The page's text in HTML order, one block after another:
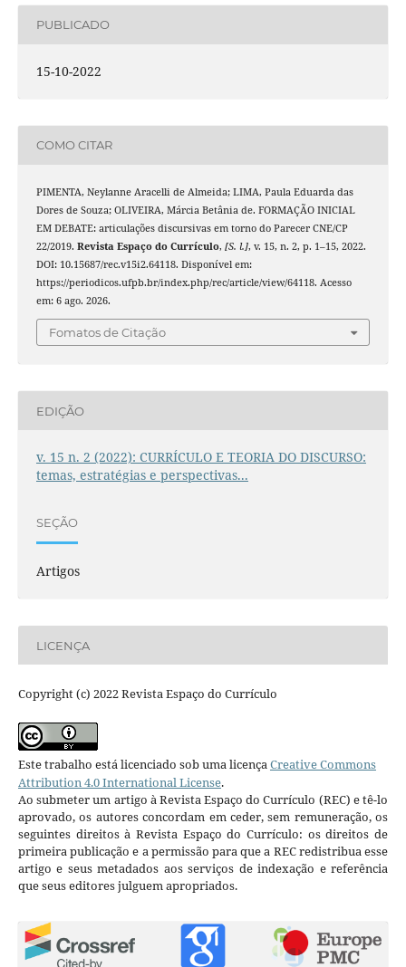
PUBLICADO
15-10-2022
COMO CITAR
PIMENTA, Neylanne Aracelli de Almeida; LIMA, Paula Eduarda das
Dores de Souza; OLIVEIRA, Márcia Betânia de. FORMAÇÃO INICIAL
EM DEBATE: articulações discursivas em torno do Parecer CNE/CP
22/2019. Revista Espaço do Currículo, [S. l.], v. 15, n. 2, p. 1–15, 2022.
DOI: 10.15687/rec.v15i2.64118. Disponível em:
https://periodicos.ufpb.br/index.php/rec/article/view/64118. Acesso
em: 6 ago. 2026.
Fomatos de Citação
EDIÇÃO
v. 15 n. 2 (2022): CURRÍCULO E TEORIA DO DISCURSO:
temas, estratégias e perspectivas...
SEÇÃO
Artigos
LICENÇA
Copyright (c) 2022 Revista Espaço do Currículo
Este trabalho está licenciado sob uma licençaCreative Commons
Attribution 4.0 International License.
Ao submeter um artigo à Revista Espaço do Currículo (REC) e tê-lo
aprovado, os autores concordam em ceder, sem remuneração, os
seguintes direitos à Revista Espaço do Currículo: os direitos de
primeira publicação e a permissão para que a REC redistribua esse
artigo e seus metadados aos serviços de indexação e referência
que seus editores julguem apropriados.